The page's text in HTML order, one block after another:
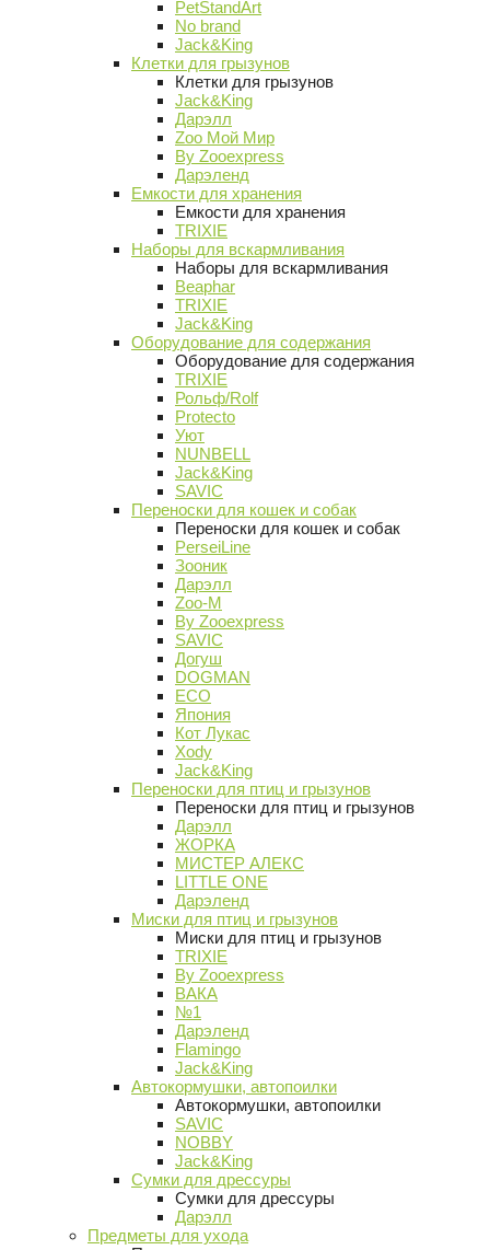
PetStandArt
No brand
Jack&King
Клетки для грызунов
Клетки для грызунов
Jack&King
Дарэлл
Zoo Мой Мир
By Zooexpress
Дарэленд
Емкости для хранения
Емкости для хранения
TRIXIE
Наборы для вскармливания
Наборы для вскармливания
Beaphar
TRIXIE
Jack&King
Оборудование для содержания
Оборудование для содержания
TRIXIE
Рольф/Rolf
Protecto
Уют
NUNBELL
Jack&King
SAVIC
Переноски для кошек и собак
Переноски для кошек и собак
PerseiLine
Зооник
Дарэлл
Zoo-M
By Zooexpress
SAVIC
Догуш
DOGMAN
ECO
Япония
Кот Лукас
Xody
Jack&King
Переноски для птиц и грызунов
Переноски для птиц и грызунов
Дарэлл
ЖОРКА
МИСТЕР АЛЕКС
LITTLE ONE
Дарэленд
Миски для птиц и грызунов
Миски для птиц и грызунов
TRIXIE
By Zooexpress
ВАКА
№1
Дарэленд
Flamingo
Jack&King
Автокормушки, автопоилки
Автокормушки, автопоилки
SAVIC
NOBBY
Jack&King
Сумки для дрессуры
Сумки для дрессуры
Дарэлл
Предметы для ухода